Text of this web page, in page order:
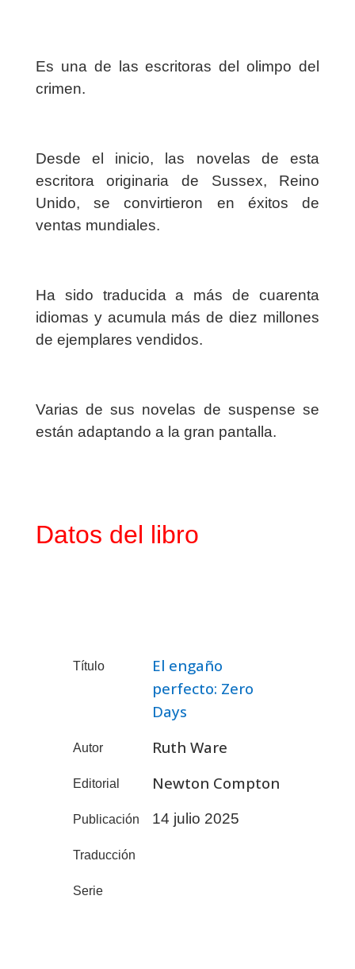
Es una de las escritoras del olimpo del
crimen.
Desde el inicio, las novelas de esta
escritora originaria de Sussex, Reino
Unido, se convirtieron en éxitos de
ventas mundiales.
Ha sido traducida a más de cuarenta
idiomas y acumula más de diez millones
de ejemplares vendidos.
Varias de sus novelas de suspense se
están adaptando a la gran pantalla.
Datos del libro
Título
El engaño
perfecto: Zero
Days
Autor Ruth Ware
Editorial Newton Compton
Publicación 14 julio 2025
Traducción
Serie